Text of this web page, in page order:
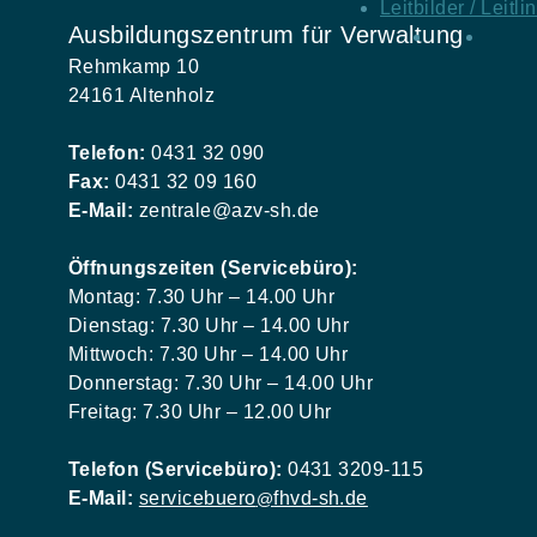
Leitbilder /
Ausbildungszentrum für Verwaltung
Rehmkamp 10
24161 Altenholz
Telefon: 0431 32 090
Fax: 0431 32 09 160
E-Mail: zentrale@azv-sh.de
Öffnungszeiten (Servicebüro):
Montag: 7.30 Uhr – 14.00 Uhr
Dienstag: 7.30 Uhr – 14.00 Uhr
Mittwoch: 7.30 Uhr – 14.00 Uhr
Donnerstag: 7.30 Uhr – 14.00 Uhr
Freitag: 7.30 Uhr – 12.00 Uhr
Telefon (Servicebüro): 0431 3209-115
E-Mail: servicebuero@fhvd-sh.de